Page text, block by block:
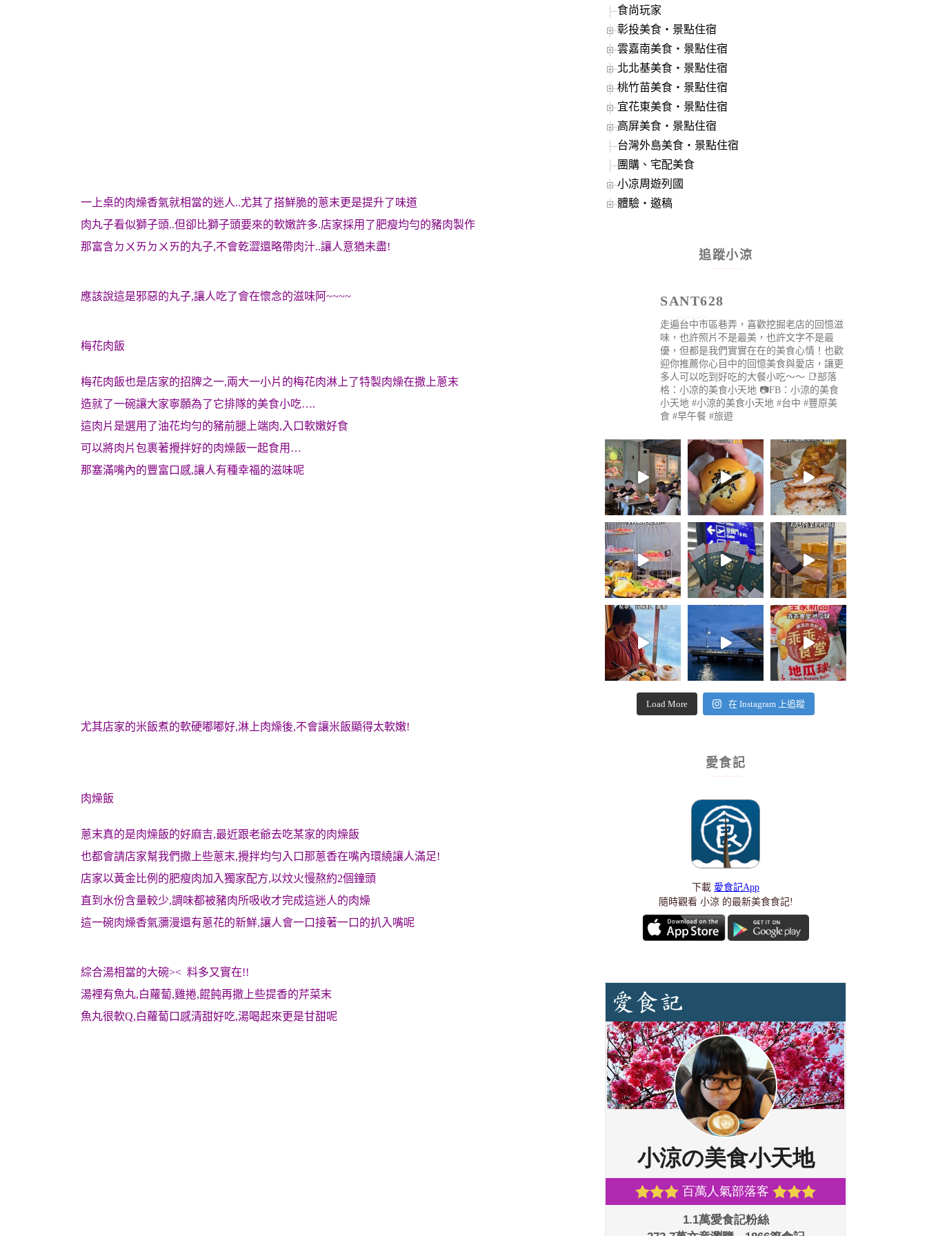
一上桌的肉燥香氣就相當的迷人..尤其了搭鮮脆的蔥末更是提升了味道
肉丸子看似獅子頭..但卻比獅子頭要來的軟嫩許多.店家採用了肥瘦均勻的豬肉製作
那富含ㄉㄨㄞㄉㄨㄞ的丸子,不會乾澀還略帶肉汁..讓人意猶未盡!
應該說這是邪惡的丸子,讓人吃了會在懷念的滋味阿~~~~
梅花肉飯
梅花肉飯也是店家的招牌之一,兩大一小片的梅花肉淋上了特製肉燥在撒上蔥末
造就了一碗讓大家寧願為了它排隊的美食小吃….
這肉片是選用了油花均勻的豬前腿上端肉,入口軟嫩好食
可以將肉片包裹著攪拌好的肉燥飯一起食用…
那塞滿嘴內的豐富口感,讓人有種幸福的滋味呢
尤其店家的米飯煮的軟硬嘟嘟好,淋上肉燥後,不會讓米飯顯得太軟嫩!
肉燥飯
蔥末真的是肉燥飯的好麻吉,最近跟老爺去吃某家的肉燥飯
也都會請店家幫我們撒上些蔥末,攪拌均勻入口那蔥香在嘴內環繞讓人滿足!
店家以黃金比例的肥瘦肉加入獨家配方,以炆火慢熬約2個鐘頭
直到水份含量較少,調味都被豬肉所吸收才完成這迷人的肉燥
這一碗肉燥香氣瀰漫還有蔥花的新鮮,讓人會一口接著一口的扒入嘴呢
綜合湯相當的大碗>< 料多又實在!!
湯裡有魚丸,白蘿蔔,雞捲,餛飩再撒上些提香的芹菜末
魚丸很軟Q,白蘿蔔口感清甜好吃,湯喝起來更是甘甜呢
食尚玩家
彰投美食‧景點住宿
雲嘉南美食‧景點住宿
北北基美食‧景點住宿
桃竹苗美食‧景點住宿
宜花東美食‧景點住宿
高屏美食‧景點住宿
台灣外島美食‧景點住宿
團購、宅配美食
小凉周遊列國
體驗‧邀稿
追蹤小涼
SANT628
走遍台中市區巷弄，喜歡挖掘老店的回憶滋
味，也許照片不是最美，也許文字不是最
優，但都是我們實實在在的美食心情！也歡
迎你推薦你心目中的回憶美食與愛店，讓更
多人可以吃到好吃的大餐小吃～～ 📑部落
格：小凉的美食小天地 📷FB：小涼的美食
小天地 #小涼的美食小天地 #台中 #豐原美
食 #早午餐 #旅遊
Load More 在 Instagram 上追蹤
愛食記
下載 愛食記App
隨時觀看 小涼 的最新美食食記!